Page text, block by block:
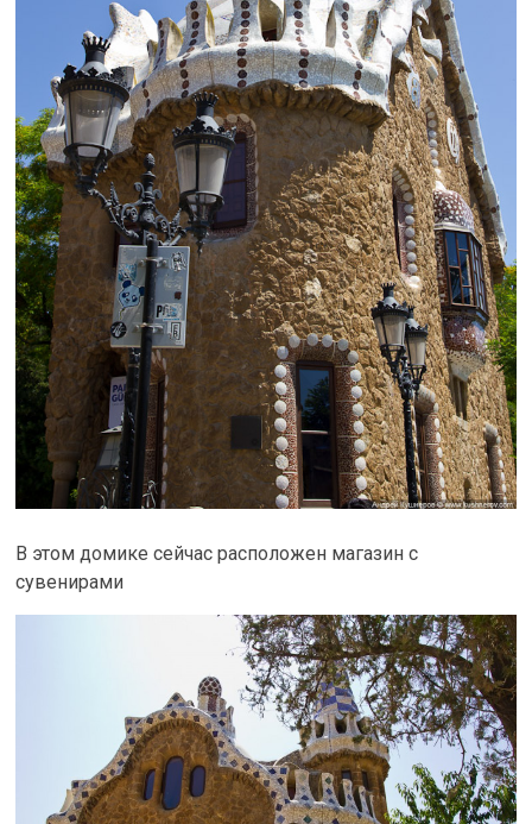
В этом домике сейчас расположен магазин с
сувенирами